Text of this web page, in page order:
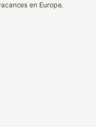
en Europe.